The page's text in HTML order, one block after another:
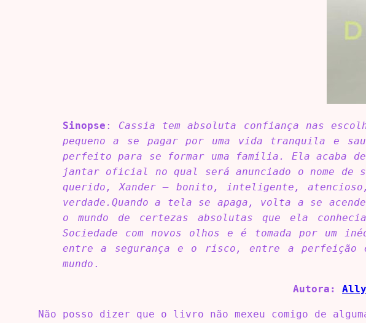
Sinopse : Cassia tem absoluta confiança nas
pequeno a se pagar por uma vida tranquila e
perfeito para se formar uma família. Ela acaba
jantar oficial no qual será anunciado o nome de
querido, Xander – bonito, inteligente,
verdade.Quando a tela se apaga, volta a se
o mundo de certezas absolutas que ela
Sociedade com novos olhos e é tomada por um
entre a segurança e o risco, entre a perfeição
mundo .
Autora: Ally
Não posso dizer que o livro não mexeu comigo de